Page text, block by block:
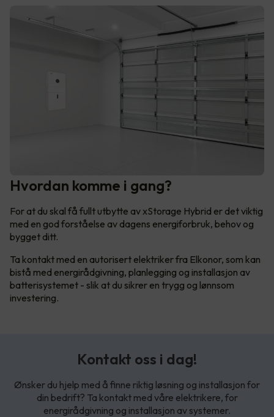
Hvordan komme i gang?
For at du skal få fullt utbytte av xStorage Hybrid er det viktig
med en god forståelse av dagens energiforbruk, behov og
bygget ditt.
Ta kontakt med en autorisert elektriker fra Elkonor, som kan
bistå med energirådgivning, planlegging og installasjon av
batterisystemet - slik at du sikrer en trygg og lønnsom
investering.
Kontakt oss i dag!
Ønsker du hjelp med å finne riktig løsning og installasjon for
din bedrift? Ta kontakt med våre elektrikere, for
energirådgivning og installasjon av systemer.